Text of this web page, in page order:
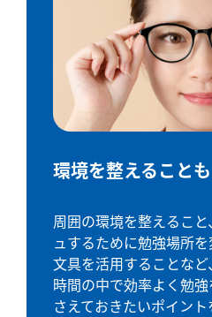
環境を整えること
周囲の環境を整えるこ
ュするために勉強場所
文具を活用することな
時間の中で効率よく勉
さえておきたいポイント